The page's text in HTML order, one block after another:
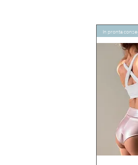
In pronta